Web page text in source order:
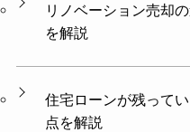
リノベーション売却
を解説
住宅ローンが残って
点を解説